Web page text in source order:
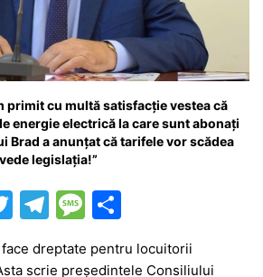
primit cu multă satisfacție vestea că
energie electrică la care sunt abonați
a anunțat că tarifele vor scădea
legislația!”
T
itt
T
e
M
s ta
face dreptate pentru locuitorii
scrie președintele Consiliului